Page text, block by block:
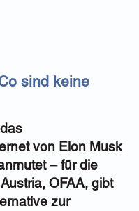
sind keine
von Elon Musk
– für die
OFAA, gibt
zur